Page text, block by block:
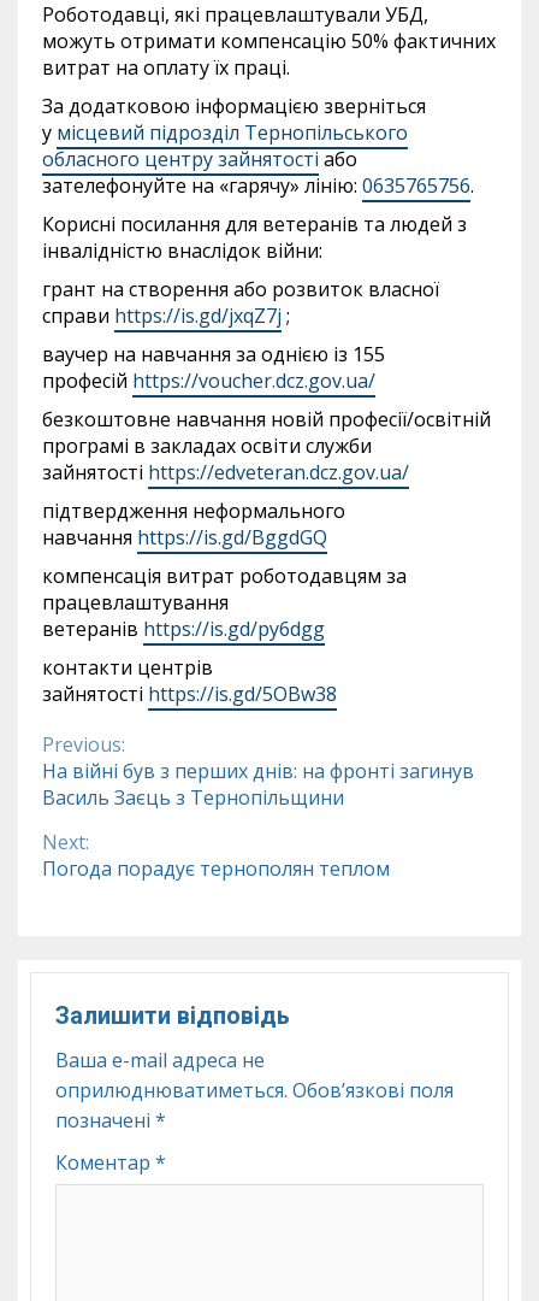
Роботодавці, які працевлаштували УБД,
можуть отримати компенсацію 50% фактичних
витрат на оплату їх праці.
За додатковою інформацією зверніться
у місцевий підрозділ Тернопільського
обласного центру зайнятості або
зателефонуйте на «гарячу» лінію: 0635765756.
Корисні посилання для ветеранів та людей з
інвалідністю внаслідок війни:
грант на створення або розвиток власної
справи https://is.gd/jxqZ7j ;
ваучер на навчання за однією із 155
професій https://voucher.dcz.gov.ua/
безкоштовне навчання новій професії/освітній
програмі в закладах освіти служби
зайнятості https://edveteran.dcz.gov.ua/
підтвердження неформального
навчання https://is.gd/BggdGQ
компенсація витрат роботодавцям за
працевлаштування
ветеранів https://is.gd/py6dgg
контакти центрів
зайнятості https://is.gd/5OBw38
Continue
Reading
Previous:
На війні був з перших днів: на фронті загинув
Василь Заєць з Тернопільщини
Next:
Погода порадує тернополян теплом
Залишити відповідь
Ваша e-mail адреса не
оприлюднюватиметься. Обов’язкові поля
позначені *
Коментар *